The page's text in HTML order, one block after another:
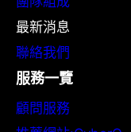
最新消息
聯絡我們
服務一覽
顧問服務